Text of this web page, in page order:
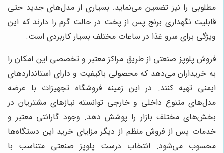
مطلوبی را نیز تضمین می‌نماید. بسیاری از مدل‌های جدید حتی
قابلیت نگهداری برنج پس از پخت در حالت گرم را دارند که این
ویژگی برای سرو غذا در ساعات مختلف بسیار کاربردی است.
فروش پلوپز صنعتی از طریق مراکز معتبر و تخصصی این امکان را
به خریداران می‌دهد که محصولی باکیفیت و دارای استانداردهای
ایمنی تهیه کنند. در این زمینه فروشگاه تجهیزات با عرضه
مدل‌های متنوع داخلی و خارجی توانسته نیازهای مشتریان در
بخش‌های مختلف بازار را پوشش دهد. وجود گارانتی معتبر و
خدمات پس از فروش منظم از دیگر مزایای خرید این دستگاه‌ها
محسوب می‌شود. انتخاب درست پلوپز صنعتی متناسب با